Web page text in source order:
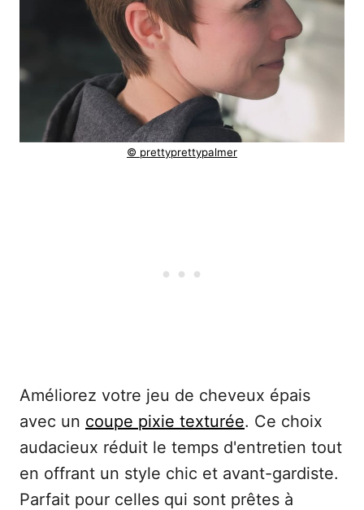
© prettyprettypalmer
Améliorez votre jeu de cheveux épais
avec un coupe pixie texturée. Ce choix
audacieux réduit le temps d'entretien tout
en offrant un style chic et avant-gardiste.
Parfait pour celles qui sont prêtes à